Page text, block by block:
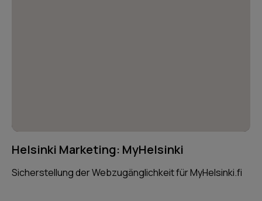
Helsinki Marketing: MyHelsinki
Sicherstellung der Webzugänglichkeit für MyHelsinki.fi